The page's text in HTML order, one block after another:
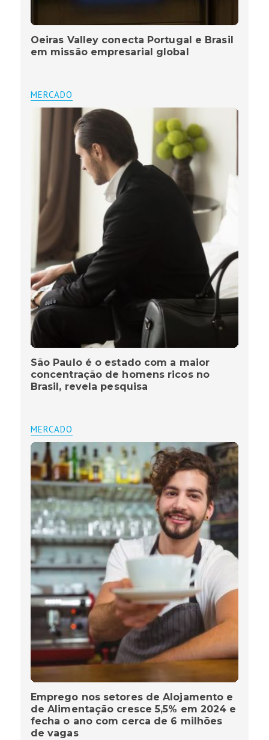
Oeiras Valley conecta Portugal e Brasil
em missão empresarial global
MERCADO
São Paulo é o estado com a maior
concentração de homens ricos no
Brasil, revela pesquisa
MERCADO
Emprego nos setores de Alojamento e
de Alimentação cresce 5,5% em 2024 e
fecha o ano com cerca de 6 milhões
de vagas